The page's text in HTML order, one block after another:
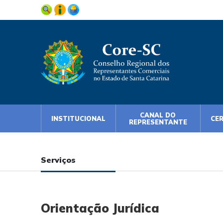
INSTITUCIONAL
CANAL DO
REPRESENTANTE
Serviços
Orientação Jurídica